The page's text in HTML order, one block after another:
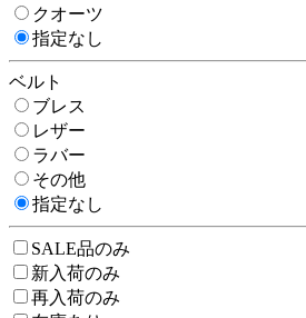
クオーツ
指定なし
ベルト
ブレス
レザー
ラバー
その他
指定なし
SALE品のみ
新入荷のみ
再入荷のみ